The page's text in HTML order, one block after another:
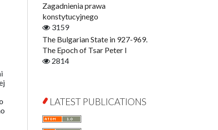
Jerzy Giedroyc and...
Jerzy Giedroyc and Witnesses of
History
Winter of Life?
Linguistics
What Is Man?
Communication and Media
Zagadnienia prawa
konstytucyjnego
3159
The Bulgarian State in 927-969.
The Epoch of Tsar Peter I
2814
LATEST PUBLICATIONS